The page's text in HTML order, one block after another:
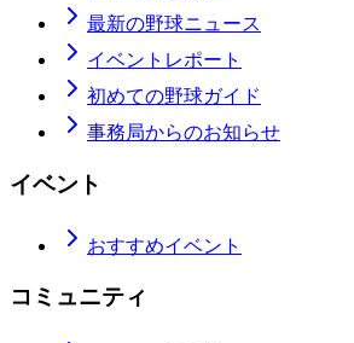
最新の野球ニュース
イベントレポート
初めての野球ガイド
事務局からのお知らせ
イベント
おすすめイベント
コミュニティ